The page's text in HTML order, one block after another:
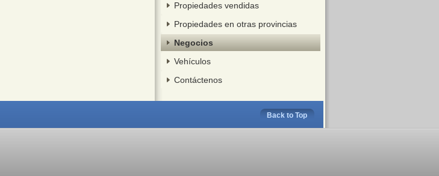
Propiedades vendidas
Propiedades en otras provincias
Negocios
Vehículos
Contáctenos
Back to Top